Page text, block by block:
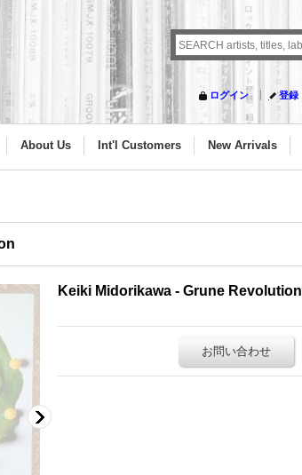
ログイン 登録
About Us Int'l Customers New Arrivals
Keiki Midorikawa - Grune Revolution
お問い合わせ